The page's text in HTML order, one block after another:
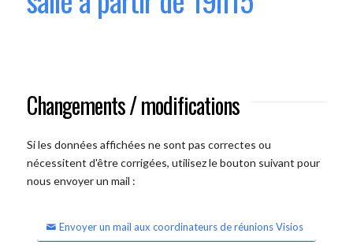
Changements / modifications
Si les données affichées ne sont pas correctes ou
nécessitent d'être corrigées, utilisez le bouton suivant pour
nous envoyer un mail :
Envoyer un mail aux coordinateurs de réunions Visios